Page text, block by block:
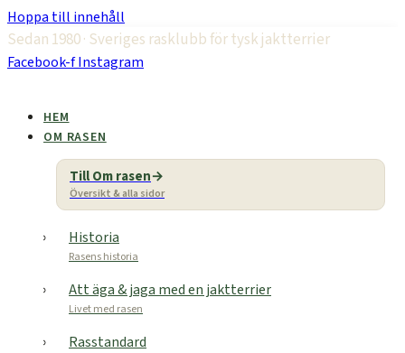
Hoppa till innehåll
Sedan 1980 · Sveriges rasklubb för tysk jaktterrier
Facebook-fInstagram
HEM
OM RASEN
Till Om rasen
Översikt & alla sidor
Historia
Rasens historia
Att äga & jaga med en jaktterrier
Livet med rasen
Rasstandard